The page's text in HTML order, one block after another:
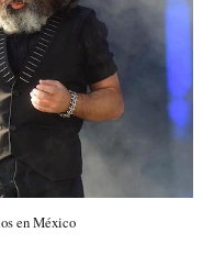
en México